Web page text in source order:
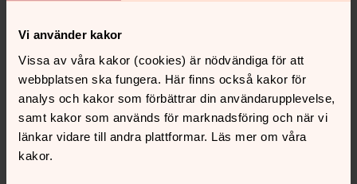
Vi använder kakor
Vissa av våra kakor (cookies) är nödvändiga för att
webbplatsen ska fungera. Här finns också kakor för
analys och kakor som förbättrar din användarupplevelse,
samt kakor som används för marknadsföring och när vi
länkar vidare till andra plattformar. Läs mer om våra
kakor.
Kontaktuppgifter till lagbas
Lagbas för Boxholms kyrkogårdar
Lagbas för Mjölbys kyrkogårdar